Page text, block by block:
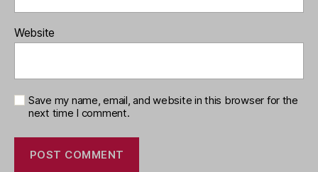
Website
Save my name, email, and website in this browser for the
next time I comment.